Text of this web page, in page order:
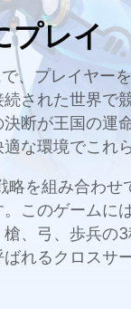
プレイ
プレイヤー
された世界
断が王国の運
な環境でこれ
を組み合わ
このゲームに
、弓、歩兵
れるクロスサ